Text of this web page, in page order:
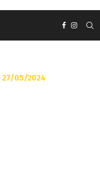
27/05/2024